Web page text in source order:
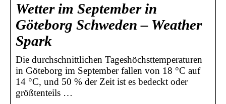
Wetter im September in
Göteborg Schweden – Weather
Spark
Die durchschnittlichen Tageshöchsttemperaturen
in Göteborg im September fallen von 18 °C auf
14 °C, und 50 % der Zeit ist es bedeckt oder
größtenteils …